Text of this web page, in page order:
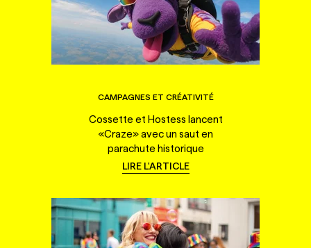
CAMPAGNES ET CRÉATIVITÉ
Cossette et Hostess lancent
«Craze» avec un saut en
parachute historique
LIRE L'ARTICLE